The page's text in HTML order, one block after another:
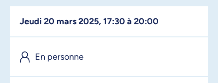
jeudi 20 mars 2025, 17:30 à 20:00
En personne